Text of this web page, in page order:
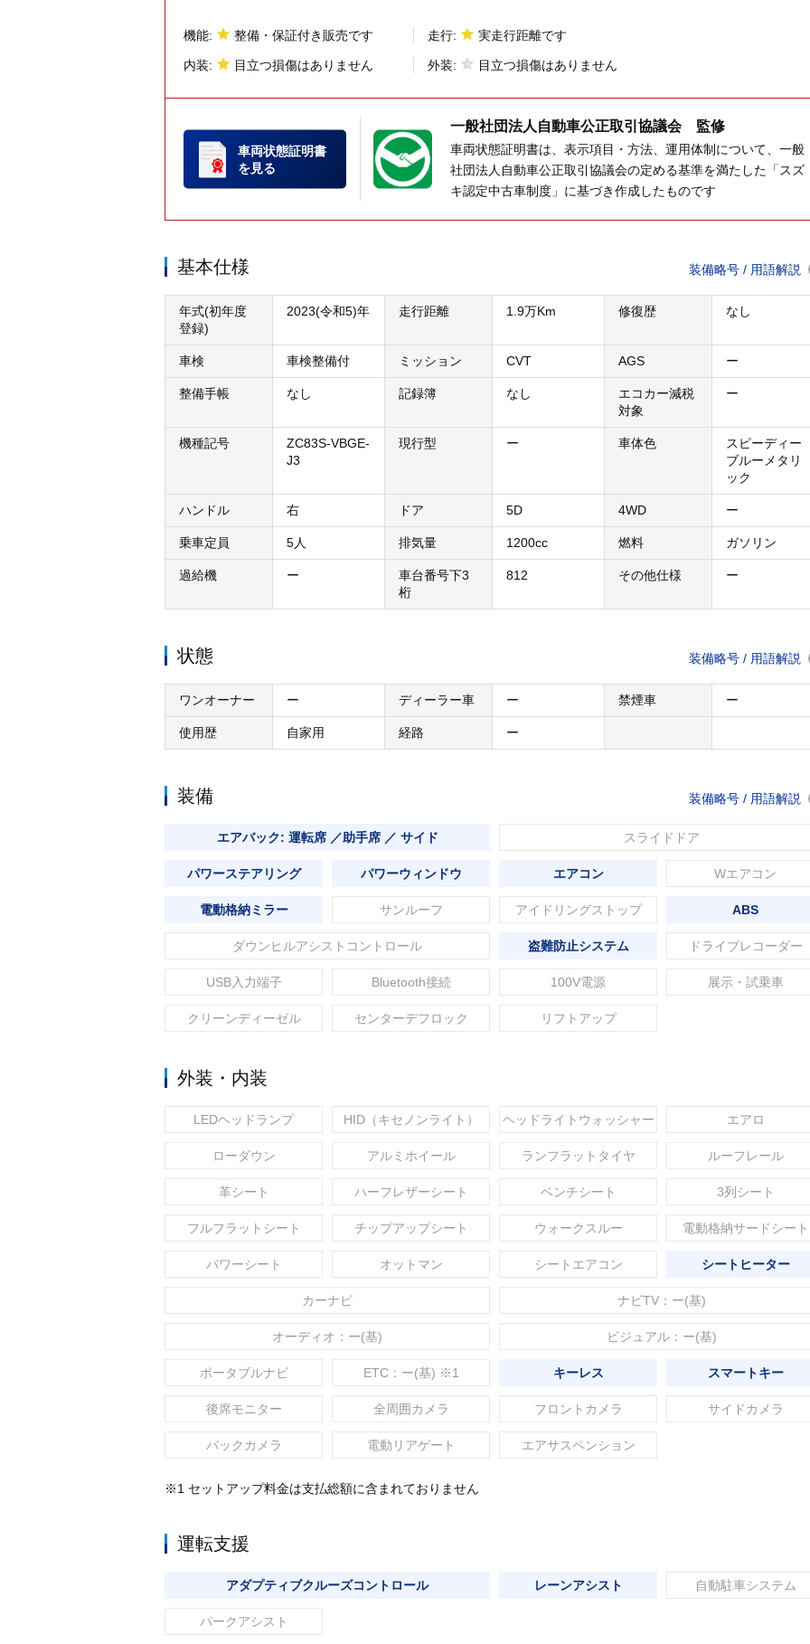
機能: 整備・保証付き販売です 走行: 実走行距離です
内装: 目立つ損傷はありません 外装: 目立つ損傷はありません
車両状態証明書
を見る
一般社団法人 自動車公正取引協議会 監修
車両状態証明書は、表示項目・方法、運用体制について、一般
社団法人自動車公正取引協議会の定める基準を満たした「スズ
キ認定中古車制度」に基づき作成したものです
基本仕様 装備略号 / 用語解説
年式(初年度
登録)
2023(令和5)年 走行距離 1.9万Km 修復歴 なし
車検 車検整備付 ミッション CVT AGS ー
整備手帳 なし 記録簿 なし
エコカー減税
対象
ー
機種記号
ZC83S-VBGE-
J3
現行型 ー 車体色
スピーディー
ブルーメタリ
ック
ハンドル 右 ドア 5D 4WD ー
乗車定員 5人 排気量 1200cc 燃料 ガソリン
過給機 ー
車台番号下3
桁
812 その他仕様 ー
状態 装備略号 / 用語解説
ワンオーナー ー ディーラー車 ー 禁煙車 ー
使用歴 自家用 経路 ー
装備 装備略号 / 用語解説
エアバック: 運転席 ／助手席 ／ サイド スライドドア
パワーステアリング パワーウィンドウ エアコン Wエアコン
電動格納ミラー サンルーフ アイドリングストップ ABS
ダウンヒルアシストコントロール 盗難防止システム ドライブレコーダー
USB入力端子 Bluetooth接続 100V電源 展示・試乗車
クリーンディーゼル センターデフロック リフトアップ
外装・内装
LEDヘッドランプ HID（キセノンライト） ヘッドライトウォッシャー エアロ
ローダウン アルミホイール ランフラットタイヤ ルーフレール
革シート ハーフレザーシート ベンチシート 3列シート
フルフラットシート チップアップシート ウォークスルー 電動格納サードシート
パワーシート オットマン シートエアコン シートヒーター
カーナビ ナビTV：ー(基)
オーディオ：ー(基) ビジュアル：ー(基)
ポータブルナビ ETC：ー(基) ※1 キーレス スマートキー
後席モニター 全周囲カメラ フロントカメラ サイドカメラ
バックカメラ 電動リアゲート エアサスペンション
※1 セットアップ料金は支払総額に含まれておりません
運転支援
アダプティブクルーズコントロール レーンアシスト 自動駐車システム
パークアシスト